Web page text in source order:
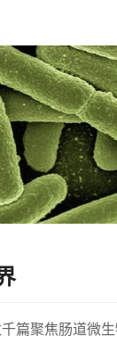
篇聚焦肠道微